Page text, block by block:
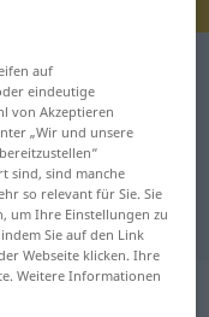
exekutor
auf
eindeutige
von Akzeptieren
„Wir und unsere
sind, sind manche
so relevant für Sie. Sie
um Ihre Einstellungen zu
Sie auf den Link
Webseite klicken. Ihre
Weitere Informationen